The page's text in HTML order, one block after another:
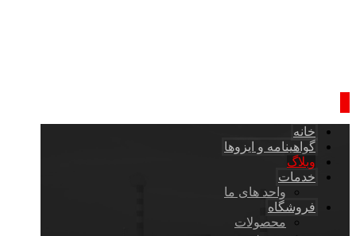
خانه
گواهینامه و ایزوها
وبلاگ
خدمات
واحد های ما
فروشگاه
محصولات